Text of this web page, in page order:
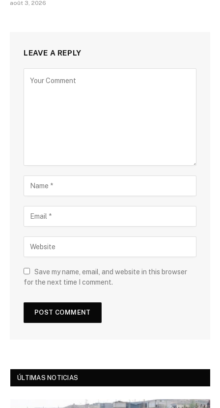
août 3, 2026
LEAVE A REPLY
Save my name, email, and website in this browser
for the next time I comment.
ÚLTIMAS NOTICIAS